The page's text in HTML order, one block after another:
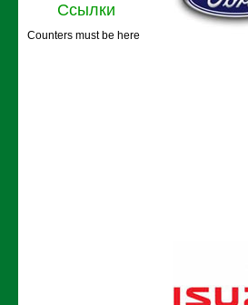
Ссылки
Counters must be here